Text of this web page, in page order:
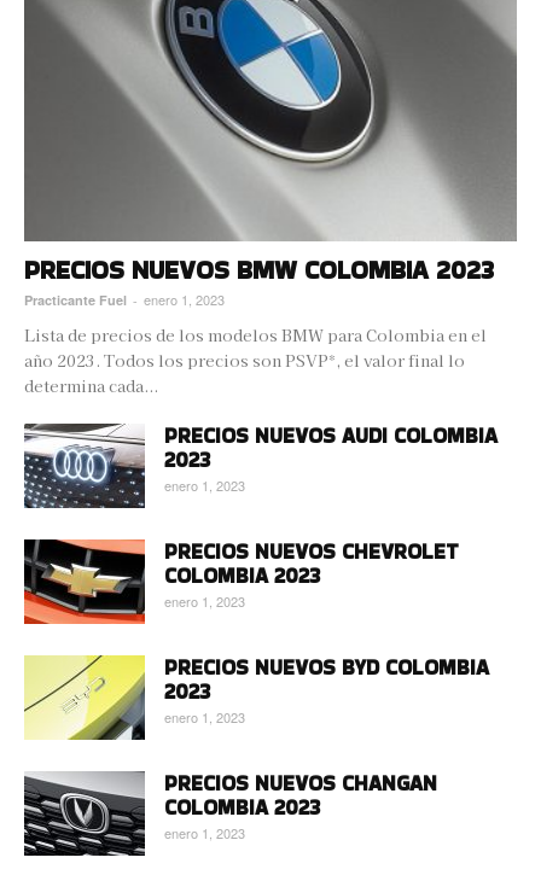
PRECIOS NUEVOS BMW COLOMBIA 2023
Practicante Fuel - enero 1, 2023
Lista de precios de los modelos BMW para Colombia en el
año 2023. Todos los precios son PSVP*, el valor final lo
determina cada...
PRECIOS NUEVOS AUDI COLOMBIA
2023
enero 1, 2023
PRECIOS NUEVOS CHEVROLET
COLOMBIA 2023
enero 1, 2023
PRECIOS NUEVOS BYD COLOMBIA
2023
enero 1, 2023
PRECIOS NUEVOS CHANGAN
COLOMBIA 2023
enero 1, 2023